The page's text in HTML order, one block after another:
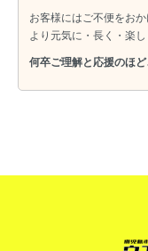
お客様にはご不便をお
より元気に・長く・楽
何卒ご理解と応援のほ